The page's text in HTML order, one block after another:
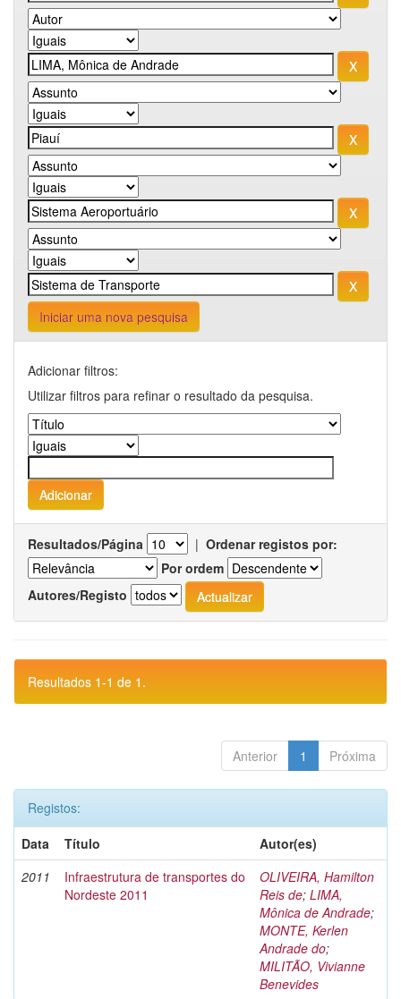
Iniciar uma nova pesquisa
Adicionar filtros:
Utilizar filtros para refinar o resultado da pesquisa.
Resultados/Página | Ordenar registos por:
Por ordem
Autores/Registo
Resultados 1-1 de 1.
Anterior 1 Próxima
Registos:
Data
Título
Autor(es)
2011
Infraestrutura de transportes do
Nordeste 2011
OLIVEIRA, Hamilton
Reis de; LIMA,
Mônica de Andrade;
MONTE, Kerlen
Andrade do;
MILITÃO, Vivianne
Benevides